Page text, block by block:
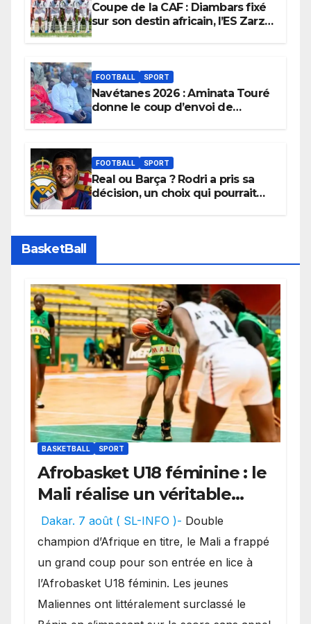
Coupe de la CAF : Diambars fixé
sur son destin africain, l’ES Zarzis
FOOTBALL SPORT
Navétanes 2026 : Aminata Touré
donne le coup d’envoi de
apaisées.
FOOTBALL SPORT
Real ou Barça ? Rodri a pris sa
décision, un choix qui pourrait
BasketBall
BASKETBALL SPORT
Afrobasket U18 féminine : le
Mali réalise un véritable
festival offensif et inflige
une lourde défaite au
Bénin.
Dakar. 7 août ( SL-INFO )- Double
champion d’Afrique en titre, le Mali a frappé
un grand coup pour son entrée en lice à
l’Afrobasket U18 féminin. Les jeunes
Maliennes ont littéralement surclassé le